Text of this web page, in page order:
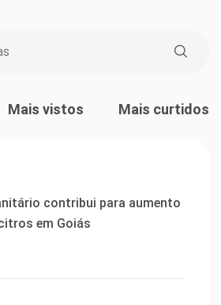
Mais vistos Mais curtidos
contribui para aumento
em Goiás